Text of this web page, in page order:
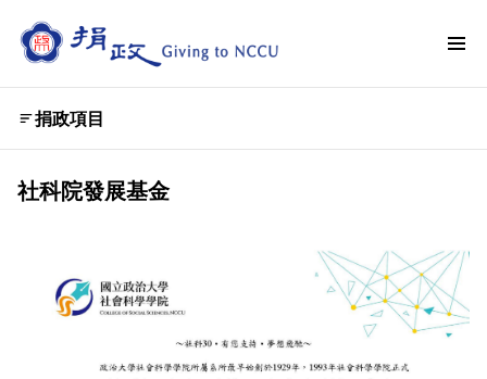
捐政項目
社科院發展基金